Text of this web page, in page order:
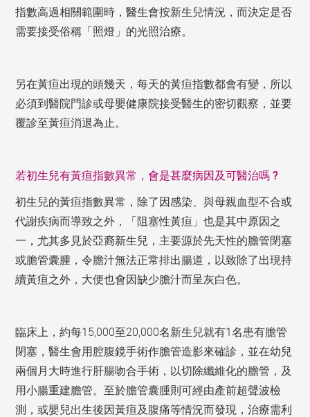
指數高過相關範圍時，醫生會按新生兒情況，而決定是否
需要接受俗稱「照燈」的光照治療。
另在黃疸出現的頭幾天，每天的黃疸指數都會有變，所以
必須到醫院門診或母嬰健康院接受醫生的密切觀察，並要
覆診至黃疸消退為止。
若初生兒有黃疸指數異常，會是甚麼病因及可醫治嗎 ?
初生兒的黃疸指數異常，除了因感染、與母親血型不合或
代謝疾病而導致之外，「阻塞性黃疸」也是其中原因之
一，尤其多見於亞裔新生兒，主要源於先天性的膽管閉塞
或膽管囊腫，令膽汁無法正常排出腸道，以致除了出現持
續黃疸之外，大便也會因缺少膽汁而呈灰白色。
臨床上，約每15,000至20,000名新生兒就有1名患有膽管
閉塞，醫生會用腔腹鏡手術作膽管造影來確診，並在幼兒
兩個月大時進行肝腸吻合手術，以切除纖維化的膽管，及
用小腸重建膽管。至於膽管囊腫則可經由產前超聲波檢
測，或嬰兒出生後因黃疸及腹痛等情況而發現，治療需利